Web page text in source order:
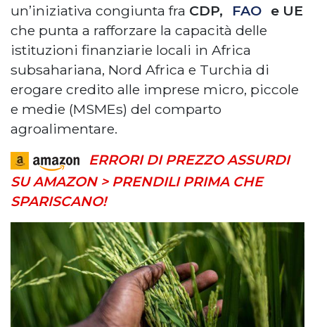
un’iniziativa congiunta fra CDP, FAO e UE
che punta a rafforzare la capacità delle
istituzioni finanziarie locali in Africa
subsahariana, Nord Africa e Turchia di
erogare credito alle imprese micro, piccole
e medie (MSMEs) del comparto
agroalimentare.
ERRORI DI PREZZO ASSURDI
SU AMAZON > PRENDILI PRIMA CHE
SPARISCANO!